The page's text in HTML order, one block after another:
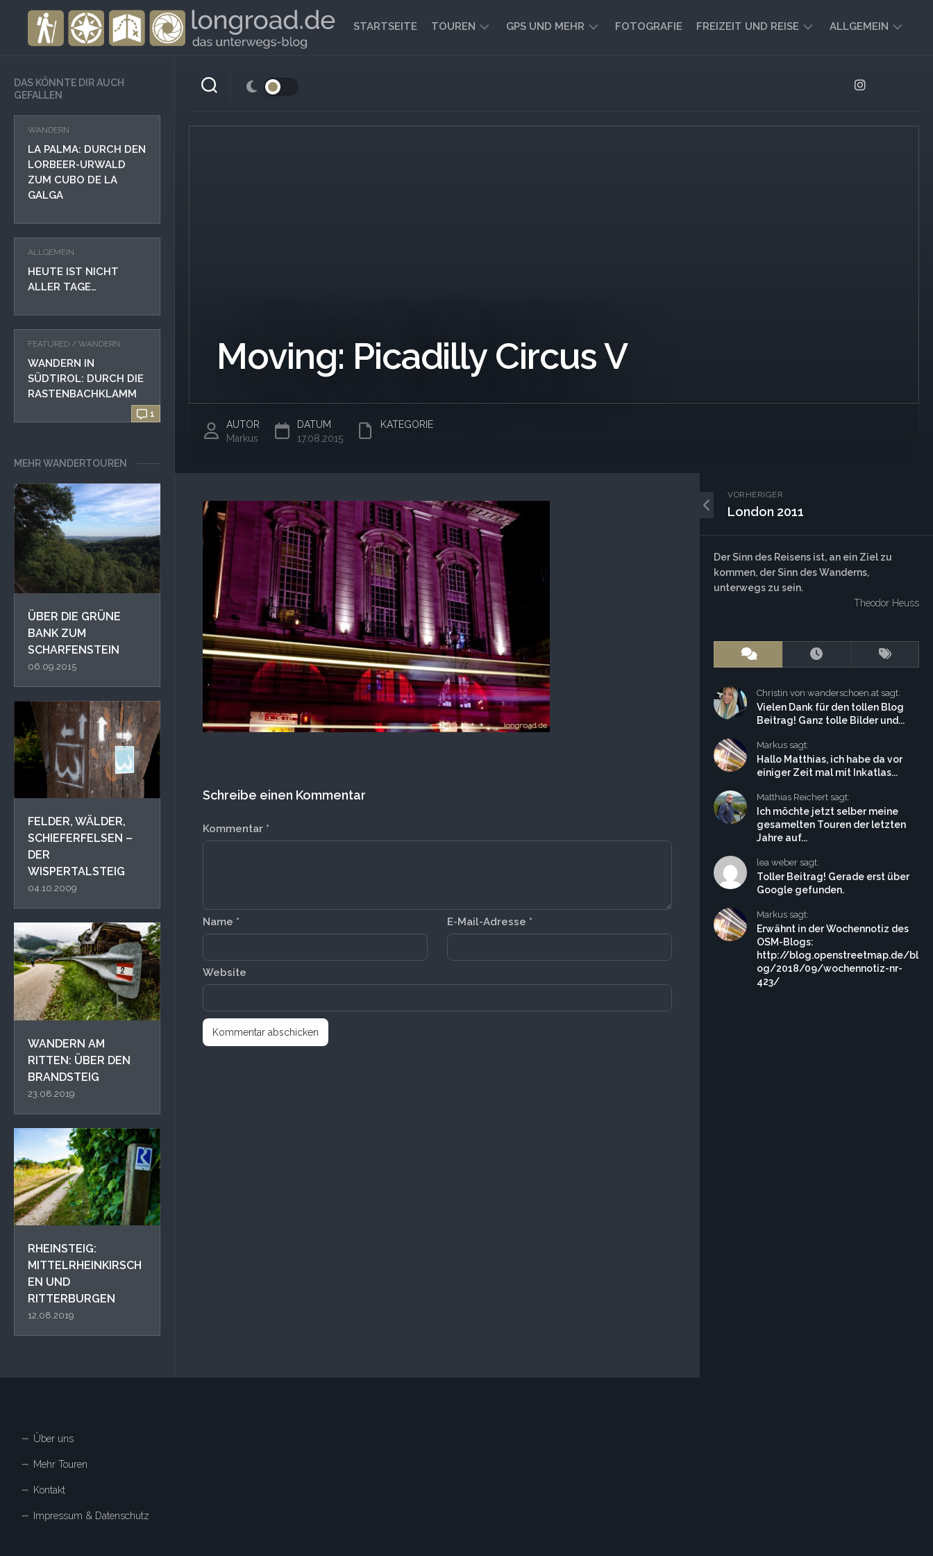
STARTSEITE TOUREN GPS UND MEHR
GEOCACHING
FOTOGRAFIE FREIZEIT UND REISE
REISEBERICHTE
ALLGEMEIN
DAS KÖNNTE DIR AUCH
GEFALLEN
WANDERN
LA PALMA: DURCH DEN
LORBEER-URWALD
ZUM CUBO DE LA
GALGA
ALLGEMEIN
HEUTE IST NICHT
ALLER TAGE…
1
FEATURED / WANDERN
WANDERN IN
SÜDTIROL: DURCH DIE
RASTENBACHKLAMM
MEHR WANDERTOUREN
ÜBER DIE GRÜNE
BANK ZUM
SCHARFENSTEIN
06.09.2015
FELDER, WÄLDER,
SCHIEFERFELSEN –
DER
WISPERTALSTEIG
04.10.2009
WANDERN AM
RITTEN: ÜBER DEN
BRANDSTEIG
23.08.2019
RHEINSTEIG:
MITTELRHEINKIRSCH
EN UND
RITTERBURGEN
12.08.2019
Moving: Picadilly Circus V
AUTOR
Markus
DATUM
17.08.2015
KATEGORIE
Schreibe einen Kommentar
Kommentar *
Name * E-Mail-Adresse *
Website
VORHERIGER
London 2011
Der Sinn des Reisens ist, an ein Ziel zu
kommen, der Sinn des Wanderns,
unterwegs zu sein.
Theodor Heuss
Christin von wanderschoen.at sagt:
Vielen Dank für den tollen Blog
Beitrag! Ganz tolle Bilder und...
Markus sagt:
Hallo Matthias, ich habe da vor
einiger Zeit mal mit Inkatlas...
Matthias Reichert sagt:
Ich möchte jetzt selber meine
gesamelten Touren der letzten
Jahre auf...
lea weber sagt:
Toller Beitrag! Gerade erst über
Google gefunden.
Markus sagt:
Erwähnt in der Wochennotiz des
OSM-Blogs:
http://blog.openstreetmap.de/bl
og/2018/09/wochennotiz-nr-
423/
Über uns
Mehr Touren
Kontakt
Impressum & Datenschutz